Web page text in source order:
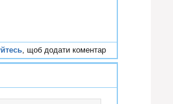
, щоб додати коментар